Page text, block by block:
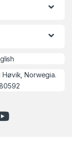
Høvik, Norwegia.